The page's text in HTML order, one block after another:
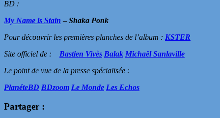
BD :
My Name is Stain – Shaka Ponk
Pour découvrir les premières planches de l’album : KSTER
Site officiel de : Bastien Vivès Balak Michaël Sanlaville
Le point de vue de la presse spécialisée :
PlanéteBD BDzoom Le Monde Les Echos
Partager :